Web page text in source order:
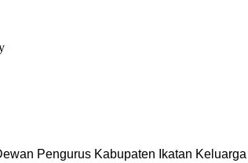
Pengurus Kabupaten Ikatan